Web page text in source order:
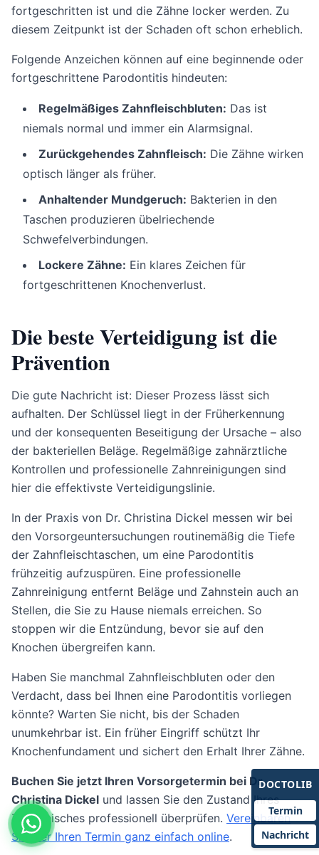
fortgeschritten ist und die Zähne locker werden. Zu
diesem Zeitpunkt ist der Schaden oft schon erheblich.
Folgende Anzeichen können auf eine beginnende oder
fortgeschrittene Parodontitis hindeuten:
Regelmäßiges Zahnfleischbluten: Das ist
niemals normal und immer ein Alarmsignal.
Zurückgehendes Zahnfleisch: Die Zähne wirken
optisch länger als früher.
Anhaltender Mundgeruch: Bakterien in den
Taschen produzieren übelriechende
Schwefelverbindungen.
Lockere Zähne: Ein klares Zeichen für
fortgeschrittenen Knochenverlust.
Die beste Verteidigung ist die
Prävention
Die gute Nachricht ist: Dieser Prozess lässt sich
aufhalten. Der Schlüssel liegt in der Früherkennung
und der konsequenten Beseitigung der Ursache – also
der bakteriellen Beläge. Regelmäßige zahnärztliche
Kontrollen und professionelle Zahnreinigungen sind
hier die effektivste Verteidigungslinie.
In der Praxis von Dr. Christina Dickel messen wir bei
den Vorsorgeuntersuchungen routinemäßig die Tiefe
der Zahnfleischtaschen, um eine Parodontitis
frühzeitig aufzuspüren. Eine professionelle
Zahnreinigung entfernt Beläge und Zahnstein auch an
Stellen, die Sie zu Hause niemals erreichen. So
stoppen wir die Entzündung, bevor sie auf den
Knochen übergreifen kann.
Haben Sie manchmal Zahnfleischbluten oder den
Verdacht, dass bei Ihnen eine Parodontitis vorliegen
könnte? Warten Sie nicht, bis der Schaden
unumkehrbar ist. Ein früher Eingriff schützt Ihr
Knochenfundament und sichert den Erhalt Ihrer Zähne.
Buchen Sie jetzt Ihren Vorsorgetermin bei Dr.
Christina Dickel und lassen Sie den Zustand Ihres
Zahnfleisches professionell überprüfen. Vereinbaren
Sie hier Ihren Termin ganz einfach online.
DOCTOLIB
Termin
Nachricht